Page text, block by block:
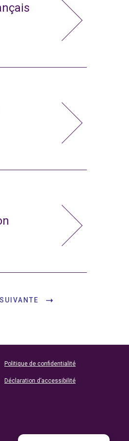
SUIVANTE
Politique de confidentialité
Déclaration d’accessibilité